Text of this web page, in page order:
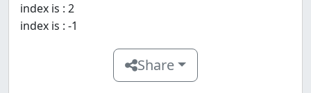
index is : 2
index is : -1
Share